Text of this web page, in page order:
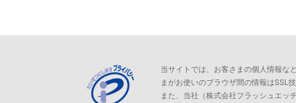
当サイトでは、お客さまの個人情報な
まがお使いのブラウザ間の情報はSSL
また、当社（株式会社フラッシュエッ